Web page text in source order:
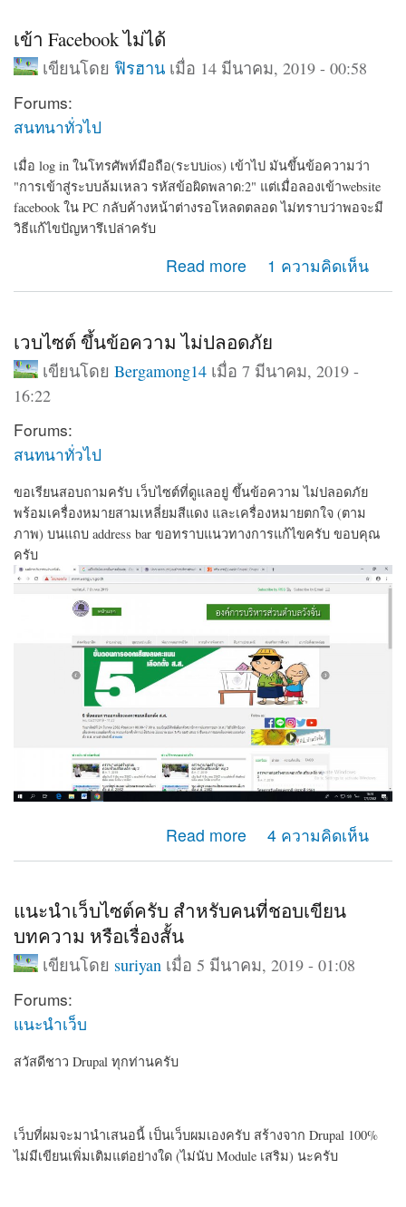
เข้า Facebook ไม่ได้
เขียนโดย ฟิรฮานเมื่อ 14 มีนาคม, 2019 - 00:58
Forums:
สนทนาทั่วไป
เมื่อ log in ในโทรศัพท์มือถือ(ระบบios) เข้าไป มันขึ้นข้อความว่า
"การเข้าสู่ระบบล้มเหลว รหัสข้อผิดพลาด:2" แต่เมื่อลองเข้าwebsite
facebook ใน PC กลับค้างหน้าต่างรอโหลดตลอด ไม่ทราบว่าพอจะมี
วิธีแก้ไขปัญหารึเปล่าครับ
Read more
about เข้า Facebook ไม่ได้ 1 ความคิดเห็น
เวบไซต์ ขึ้นข้อความ ไม่ปลอดภัย
เขียนโดย Bergamong14เมื่อ 7 มีนาคม, 2019 -
16:22
Forums:
สนทนาทั่วไป
ขอเรียนสอบถามครับ เว็บไซต์ที่ดูแลอยู่ ขึ้นข้อความ ไม่ปลอดภัย
พร้อมเครื่องหมายสามเหลี่ยมสีแดง และเครื่องหมายตกใจ (ตาม
ภาพ) บนแถบ address bar ขอทราบแนวทางการแก้ไขครับ ขอบคุณ
ครับ
Read more
about เวบไซต์ ขึ้นข้อความ ไม่ปลอดภัย4 ความคิดเห็น
แนะนำเว็บไซต์ครับ สำหรับคนที่ชอบเขียน
บทความ หรือเรื่องสั้น
เขียนโดย suriyanเมื่อ 5 มีนาคม, 2019 - 01:08
Forums:
แนะนำเว็บ
สวัสดีชาว Drupal ทุกท่านครับ
เว็บที่ผมจะมานำเสนอนี้ เป็นเว็บผมเองครับ สร้างจาก Drupal 100%
ไม่มีเขียนเพิ่มเติมแต่อย่างใด (ไม่นับ Module เสริม) นะครับ